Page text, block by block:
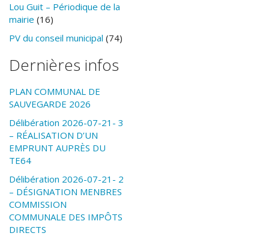
Lou Guit – Périodique de la
mairie (16)
PV du conseil municipal (74)
Dernières infos
PLAN COMMUNAL DE
SAUVEGARDE 2026
Délibération 2026-07-21- 3
– RÉALISATION D’UN
EMPRUNT AUPRÈS DU
TE64
Délibération 2026-07-21- 2
– DÉSIGNATION MENBRES
COMMISSION
COMMUNALE DES IMPÔTS
DIRECTS